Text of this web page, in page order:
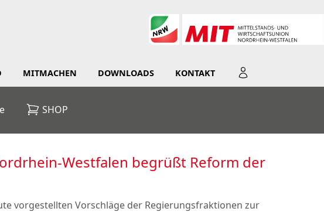
MITMACHEN DOWNLOADS KONTAKT
SHOP
Westfalen begrüßt Reform der
vorgestellten Vorschläge der Regierungsfraktionen zur